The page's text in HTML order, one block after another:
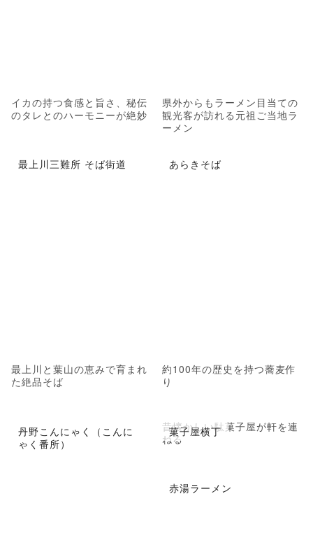
イカの持つ食感と旨さ、秘伝
のタレとのハーモニーが絶妙
県外からもラーメン目当ての
観光客が訪れる元祖ご当地ラ
ーメン
最上川三難所 そば街道
最上川と葉山の恵みで育まれ
た絶品そば
あらきそば
約100年の歴史を持つ蕎麦作
り
丹野こんにゃく（こんに
ゃく番所）
菓子屋横丁
昔懐かしい駄菓子屋が軒を連
ねる
赤湯ラーメン